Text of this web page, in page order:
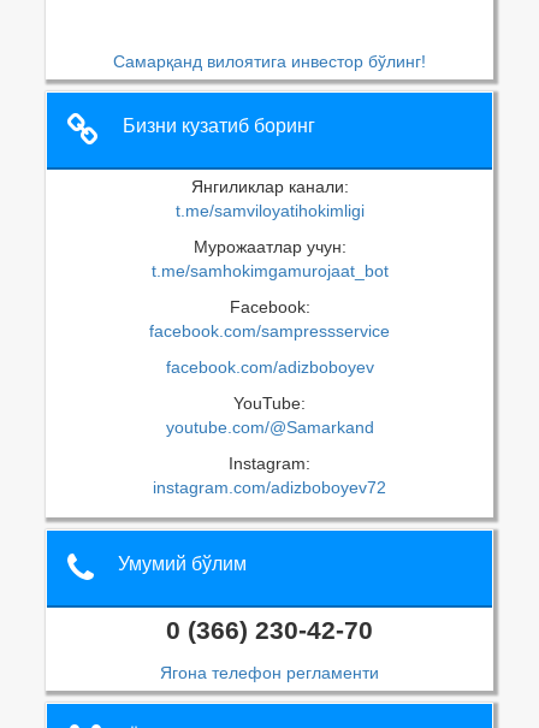
Самарқанд вилоятига инвестор бўлинг!
Бизни кузатиб боринг
Янгиликлар канали:
t.me/samviloyatihokimligi
Мурожаатлар учун:
t.me/samhokimgamurojaat_bot
Facebook:
facebook.com/sampressservice
facebook.com/adizboboyev
YouTube:
youtube.com/@Samarkand
Instagram:
instagram.com/adizboboyev72
Умумий бўлим
0 (366) 230-42-70
Ягона телефон регламенти